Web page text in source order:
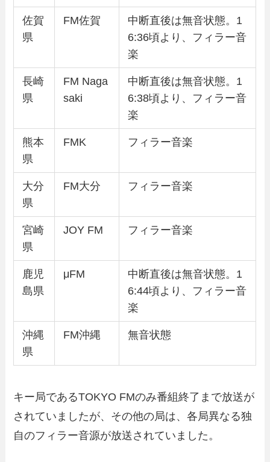
佐賀
県
FM佐賀
中断直後は無音状態。1
6:36頃より、フィラー音
楽
長崎
県
FM Naga
saki
中断直後は無音状態。1
6:38頃より、フィラー音
楽
熊本
県
FMK フィラー音楽
大分
県
FM大分 フィラー音楽
宮崎
県
JOY FM フィラー音楽
鹿児
島県
μFM
中断直後は無音状態。1
6:44頃より、フィラー音
楽
沖縄
県
FM沖縄 無音状態
キー局であるTOKYO FMのみ番組終了まで放送が
されていましたが、その他の局は、各局異なる独
自のフィラー音源が放送されていました。